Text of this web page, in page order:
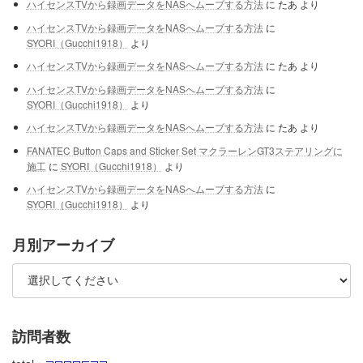
ハイセンスTVから録画データをNASへムーブする方法に たあ より
ハイセンスTVから録画データをNASへムーブする方法に
SYORI（Gucchi1918）
より
ハイセンスTVから録画データをNASへムーブする方法に たあ より
ハイセンスTVから録画データをNASへムーブする方法に
SYORI（Gucchi1918）
より
ハイセンスTVから録画データをNASへムーブする方法に たあ より
FANATEC Button Caps and Sticker Set マクラーレンGT3ステアリングに
施工 に SYORI（Gucchi1918）
より
ハイセンスTVから録画データをNASへムーブする方法に
SYORI（Gucchi1918）
より
月別アーカイブ
訪問者数